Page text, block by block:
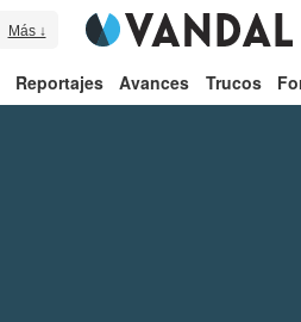
Más ↓
Reportajes Avances Trucos